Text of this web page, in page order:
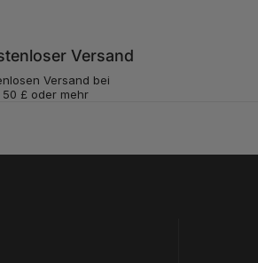
Versand
Versand bei
£ oder mehr